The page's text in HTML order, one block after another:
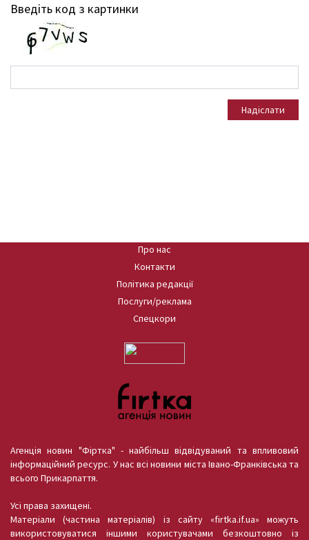
Введіть код з картинки
Надіслати
Про нас
Контакти
Політика редакції
Послуги/реклама
Спецкори
Агенція новин "Фіртка" - найбільш відвідуваний та впливовий
інформаційний ресурс. У нас всі новини міста Івано-Франківська та
всього Прикарпаття.
Усі права захищені.
Матеріали (частина матеріалів) із сайту «firtka.if.ua» можуть
використовуватися іншими користувачами безкоштовно із